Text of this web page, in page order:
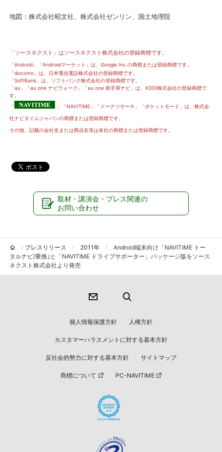
地図：株式会社昭文社、株式会社ゼンリン、国土地理院
「ソースネクスト」はソースネクスト株式会社の登録商標です。
「Android」「Androidマーケット」は、Google Inc.の商標または登録商標です。
「docomo」は、日本電信電話株式会社の登録商標です。
「SoftBank」は、ソフトバンク株式会社の登録商標です。
「au」「au one ナビウォーク」「au one 助手席ナビ」は、KDDI株式会社の登録商標で
す。
「
」「NAVITIME」「ドーナツサーチ」「ポケットモード」は、株式会
社ナビタイムジャパンの商標または登録商標です。
その他、記載の会社名または商品名等は各社の商標または登録商標です。
取材・講演会・プレス関連の
お問い合わせ
プレスリリース 2011年
Android端末向け「NAVITIME トー
タルナビ/乗換｣と「NAVITIME ドライブサポーター」パッケージ版をソース
ネクスト株式会社より発売
個人情報保護方針 人権方針
カスタマーハラスメントに対する基本方針
反社会的勢力に対する基本方針 サイトマップ
商標について PC-NAVITIME